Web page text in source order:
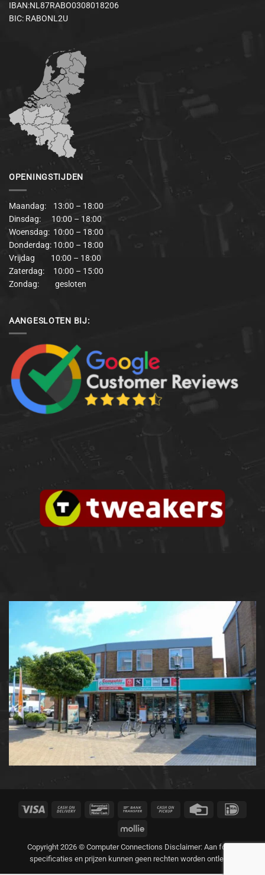
IBAN:NL87RABO0308018206
BIC: RABONL2U
OPENINGSTIJDEN
Maandag: 13:00 – 18:00
Dinsdag: 10:00 – 18:00
Woensdag: 10:00 – 18:00
Donderdag: 10:00 – 18:00
Vrijdag 10:00 – 18:00
Zaterdag: 10:00 – 15:00
Zondag: gesloten
AANGESLOTEN BIJ:
Visa
Cash
Bancontact Bank
Cash
Credit
Mollie
Copyright 2026 © Computer Connections Disclaimer: Aan foto's,
specificaties en prijzen kunnen geen rechten worden ontleend